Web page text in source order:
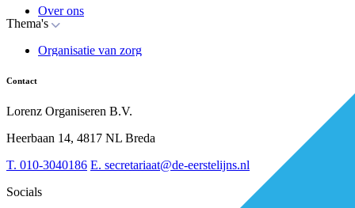
Over ons
Nieuws
Whitepapers
Over BiancAI
Thema's
Organisatie van zorg
Digitalisering
Leiderschap & samenwerking
Sociaal domein
Contact
Lorenz Organiseren B.V.
Heerbaan 14, 4817 NL Breda
T. 010-3040186 E. secretariaat@de-eerstelijns.nl
Socials